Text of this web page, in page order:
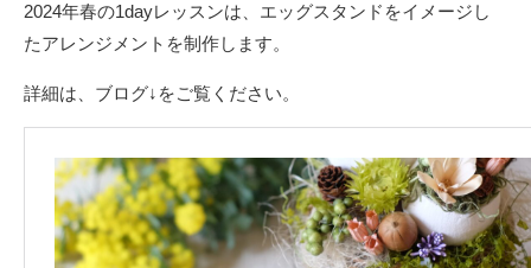
2024年春の1dayレッスンは、エッグスタンドをイメージし
たアレンジメントを制作します。
詳細は、ブログ↓をご覧ください。